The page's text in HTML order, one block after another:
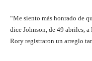
“Me siento más honrado de
dice Johnson, de 49 abriles,
Rory registraron un arreglo